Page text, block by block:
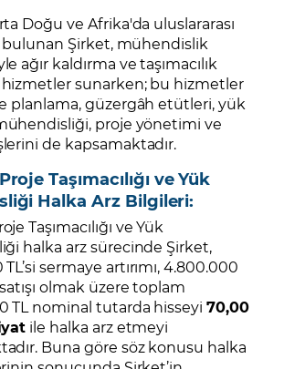
Doğu ve Afrika'da uluslararası
Şirket, mühendislik
ağır kaldırma ve taşımacılık
hizmetler sunarken; bu hizmetler
planlama, güzergâh etütleri, yük
proje yönetimi ve
de kapsamaktadır.
Taşımacılığı ve Yük
Halka Arz Bilgileri:
Taşımacılığı ve Yük
halka arz sürecinde Şirket,
sermaye artırımı, 4.800.000
olmak üzere toplam
TL nominal tutarda hisseyi70,00
ile halka arz etmeyi
Buna göre söz konusu halka